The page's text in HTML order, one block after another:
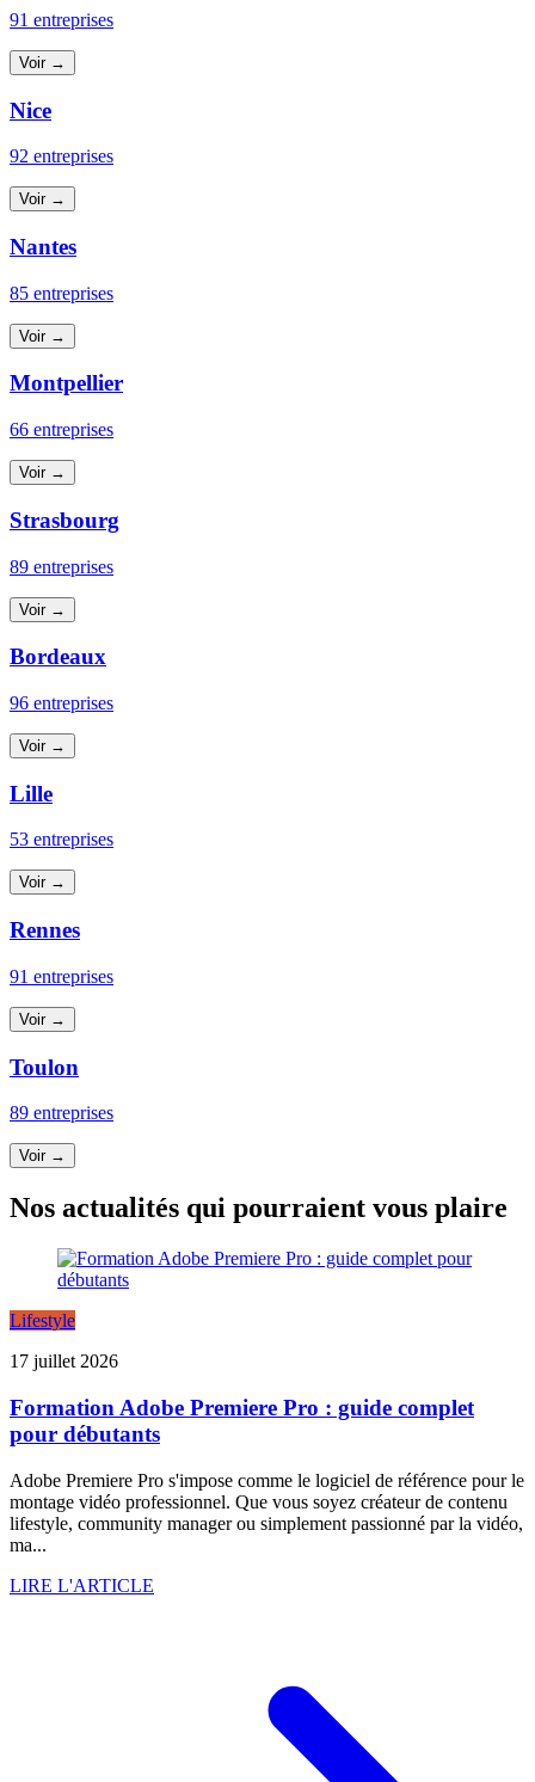
91 entreprises
Voir →
Nice
92 entreprises
Voir →
Nantes
85 entreprises
Voir →
Montpellier
66 entreprises
Voir →
Strasbourg
89 entreprises
Voir →
Bordeaux
96 entreprises
Voir →
Lille
53 entreprises
Voir →
Rennes
91 entreprises
Voir →
Toulon
89 entreprises
Voir →
Nos actualités qui pourraient vous plaire
Lifestyle
17 juillet 2026
Formation Adobe Premiere Pro : guide complet
pour débutants
Adobe Premiere Pro s'impose comme le logiciel de référence pour le
montage vidéo professionnel. Que vous soyez créateur de contenu
lifestyle, community manager ou simplement passionné par la vidéo,
ma...
LIRE L'ARTICLE